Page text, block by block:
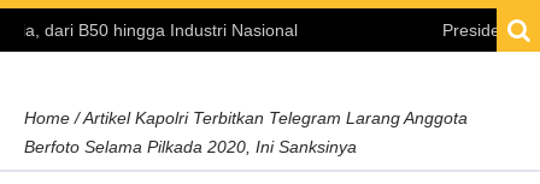
B50 hingga Industri Nasional Presiden Prabowo:
Home /Artikel Kapolri Terbitkan Telegram Larang Anggota
Berfoto Selama Pilkada 2020, Ini Sanksinya